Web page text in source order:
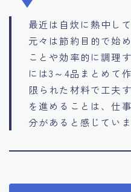
最近は自炊に熱中して
元々は節約目的で始
ことや効率的に調理
には3～4品まとめて
限られた材料で工夫
を進めることは、仕
分があると感じていま